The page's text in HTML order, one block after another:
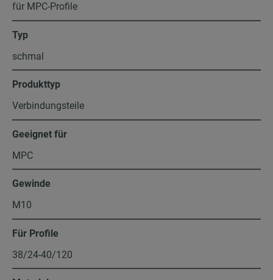
für MPC-Profile
Typ
schmal
Produkttyp
Verbindungsteile
Geeignet für
MPC
Gewinde
M10
Für Profile
38/24-40/120